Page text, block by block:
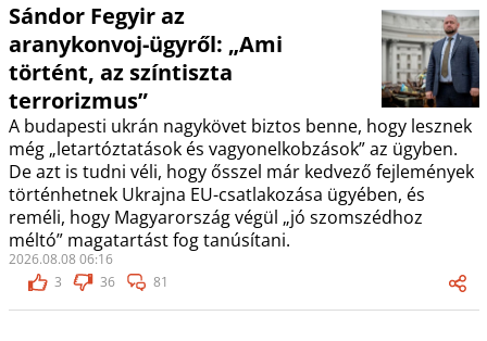
Sándor Fegyir az
aranykonvoj-ügyről: „Ami
történt, az színtiszta
terrorizmus”
A budapesti ukrán nagykövet biztos benne, hogy lesznek
még „letartóztatások és vagyonelkobzások” az ügyben.
De azt is tudni véli, hogy ősszel már kedvező fejlemények
történhetnek Ukrajna EU-csatlakozása ügyében, és
reméli, hogy Magyarország végül „jó szomszédhoz
méltó” magatartást fog tanúsítani.
2026.08.08 06:16
3
36 81